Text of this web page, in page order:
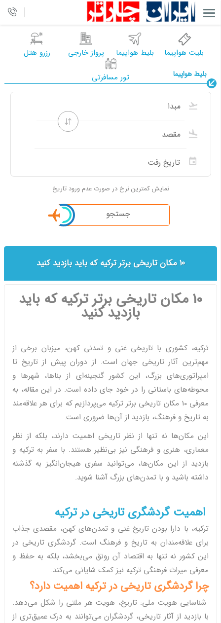
بلیت هواپیما بلیط هواپیما پرواز خارجی رزرو هتل
تور مسافرتی بلیط هواپیما
نمایش کمترین نرخ در صورت عدم ورود تاریخ
جستجو
10 مکان تاریخی برتر ترکیه که باید بازدید کنید
10 مکان تاریخی برتر ترکیه که باید
بازدید کنید
ترکیه، کشوری با تاریخی غنی و تمدنی کهن، میزبان برخی از
مهم‌ترین آثار تاریخی جهان است. از دوران پیش از تاریخ تا
امپراتوری‌های بزرگ، این کشور گنجینه‌ای از بناها، شهرها و
محوطه‌های باستانی را در خود جای داده است. در این مقاله، به
معرفی 10 مکان تاریخی برتر ترکیه می‌پردازیم که برای هر علاقه‌مند
به تاریخ و فرهنگ، بازدید از آن‌ها ضروری است.
این مکان‌ها نه تنها از نظر تاریخی اهمیت دارند، بلکه از نظر
معماری، هنری و فرهنگی نیز بی‌نظیر هستند. با سفر به ترکیه و
بازدید از این مکان‌ها، می‌توانید سفری هیجان‌انگیز به گذشته
داشته باشید و با تمدن‌های بزرگ آشنا شوید.
اهمیت گردشگری تاریخی در ترکیه
ترکیه، با دارا بودن تاریخ غنی و تمدن‌های کهن، مقصدی جذاب
برای علاقه‌مندان به تاریخ و فرهنگ است. گردشگری تاریخی در
این کشور نه تنها به اقتصاد آن رونق می‌بخشد، بلکه به حفظ و
معرفی میراث فرهنگی ترکیه نیز کمک شایانی می‌کند.
چرا گردشگری تاریخی در ترکیه اهمیت دارد؟
شناسایی هویت ملی: تاریخ، هویت هر ملتی را شکل می‌دهد.
با بازدید از آثار تاریخی، گردشگران می‌توانند به درک عمیق‌تری از